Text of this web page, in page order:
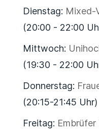
Dienstag: Mixed-
(20:00 - 22:00
Mittwoch:
(19:30 - 22:00
Donnerstag:
(20:15-21:45 Uhr)
Freitag: